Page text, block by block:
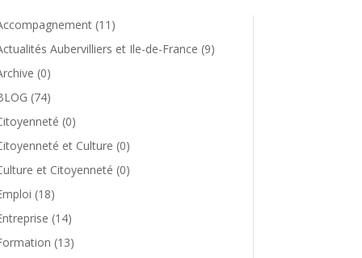
(11)
Aubervilliers et Ile-de-France (9)
(0)
(74)
(0)
et Culture (0)
et Citoyenneté (0)
(18)
(14)
(13)